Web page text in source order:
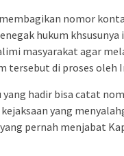
nomor
hukum
masyarakat agar
tersebut di proses oleh
yang hadir bisa catat
kejaksaan yang
pernah menjabat